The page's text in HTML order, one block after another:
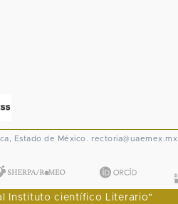
Estado de México. rectoria@uaemex.mx
Instituto científico Literario"